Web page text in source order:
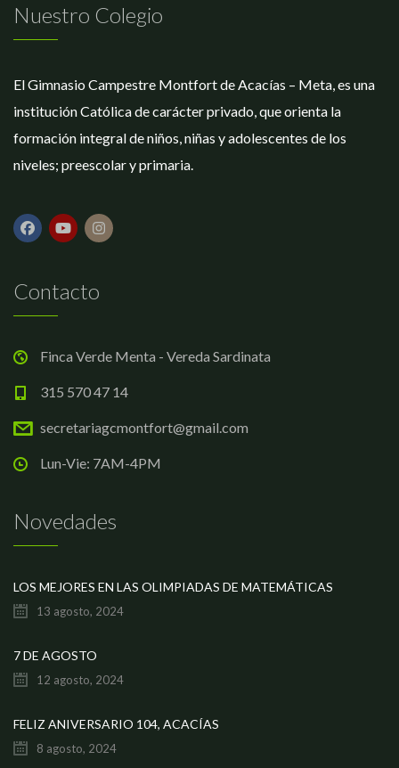
Nuestro Colegio
El Gimnasio Campestre Montfort de Acacías – Meta, es una
institución Católica de carácter privado, que orienta la
formación integral de niños, niñas y adolescentes de los
niveles; preescolar y primaria.
Contacto
Finca Verde Menta - Vereda Sardinata
315 570 47 14
secretariagcmontfort@gmail.com
Lun-Vie: 7AM-4PM
Novedades
LOS MEJORES EN LAS OLIMPIADAS DE MATEMÁTICAS
13 agosto, 2024
7 DE AGOSTO
12 agosto, 2024
FELIZ ANIVERSARIO 104, ACACÍAS
8 agosto, 2024